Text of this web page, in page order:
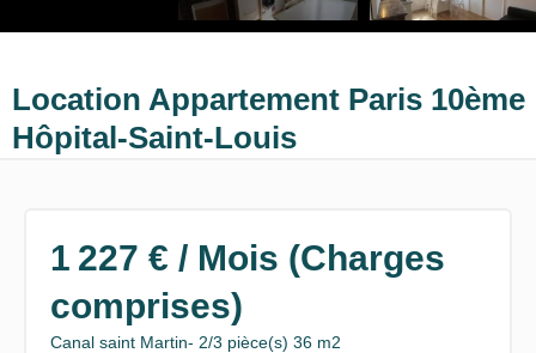
Location Appartement Paris 10ème
Hôpital-Saint-Louis
1 227 € / Mois (Charges
comprises)
Canal saint Martin- 2/3 pièce(s) 36 m2